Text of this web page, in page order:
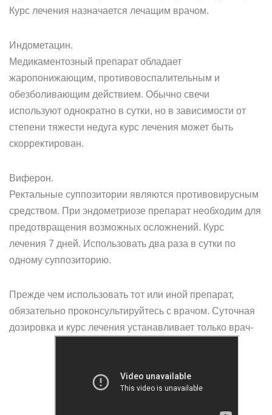
Курс лечения назначается лечащим врачом.
Индометацин.
Медикаментозный препарат обладает
жаропонижающим, противовоспалительным и
обезболивающим действием. Обычно свечи
используют однократно в сутки, но в зависимости от
степени тяжести недуга курс лечения может быть
скорректирован.
Виферон.
Ректальные суппозитории являются противовирусным
средством. При эндометриозе препарат необходим для
предотвращения возможных осложнений. Курс
лечения 7 дней. Использовать два раза в сутки по
одному суппозиторию.
Прежде чем использовать тот или иной препарат,
обязательно проконсультируйтесь с врачом. Суточная
дозировка и курс лечения устанавливает только врач-